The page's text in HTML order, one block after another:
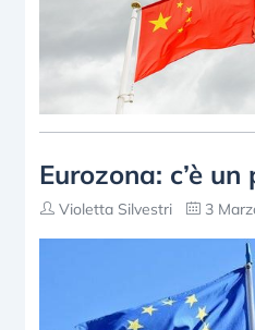
Eurozona: c’è
Violetta Silvestri 3